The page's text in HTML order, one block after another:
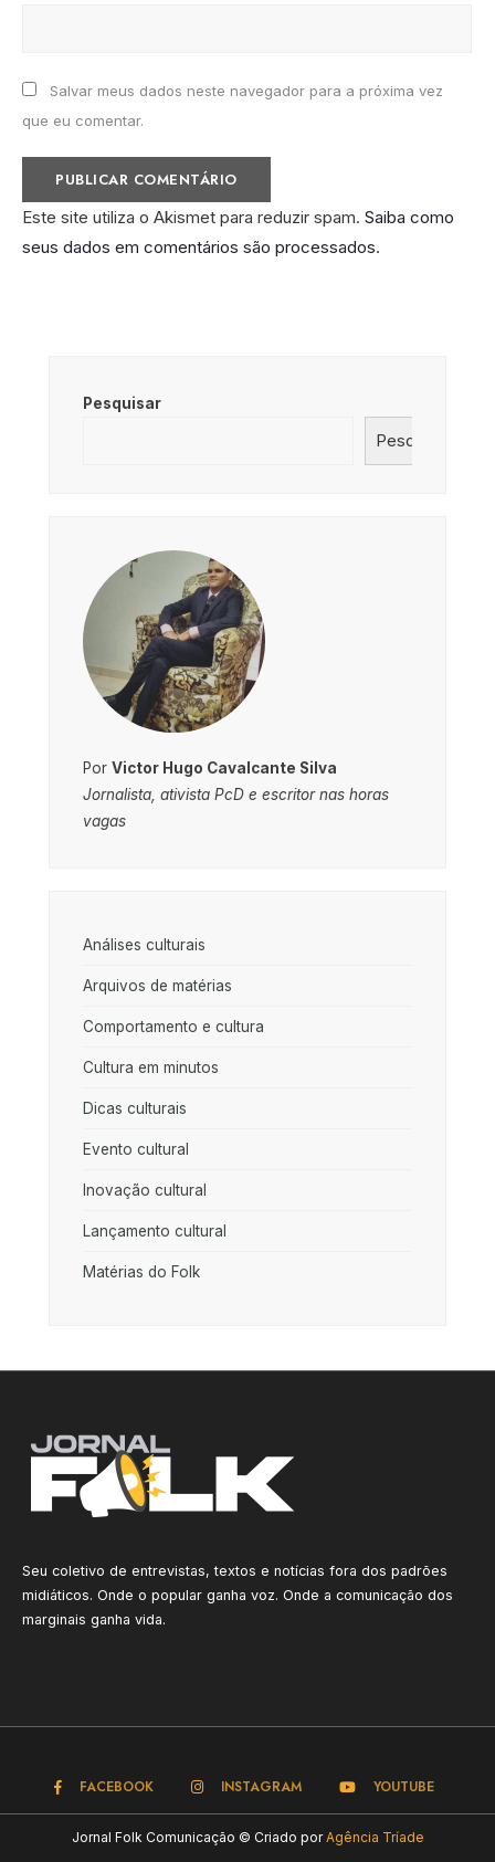
Salvar meus dados neste navegador para a próxima vez
que eu comentar.
Este site utiliza o Akismet para reduzir spam. Saiba como
seus dados em comentários são processados.
Pesquisar
Pesquisar
Por Victor Hugo Cavalcante Silva
Jornalista, ativista PcD e escritor nas horas
vagas
Análises culturais
Arquivos de matérias
Comportamento e cultura
Cultura em minutos
Dicas culturais
Evento cultural
Inovação cultural
Lançamento cultural
Matérias do Folk
Seu coletivo de entrevistas, textos e notícias fora dos padrões
midiáticos. Onde o popular ganha voz. Onde a comunicação dos
marginais ganha vida.
FACEBOOK INSTAGRAM YOUTUBE
Jornal Folk Comunicação © Criado por Agência Tríade